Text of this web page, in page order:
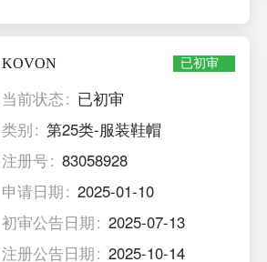
KOVON 已初审
当前状态
已初审
类别
第25类-服装鞋帽
注册号
83058928
申请日期
2025-01-10
初审公告日期
2025-07-13
注册公告日期
2025-10-14